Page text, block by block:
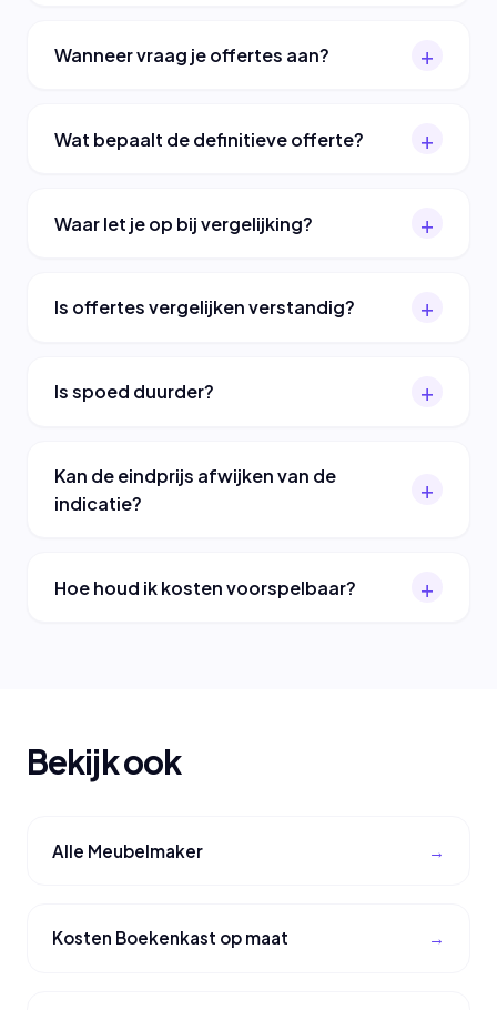
Wanneer vraag je offertes aan?
Wat bepaalt de definitieve offerte?
Waar let je op bij vergelijking?
Is offertes vergelijken verstandig?
Is spoed duurder?
Kan de eindprijs afwijken van de
indicatie?
Hoe houd ik kosten voorspelbaar?
Bekijk ook
Alle Meubelmaker
Kosten Boekenkast op maat